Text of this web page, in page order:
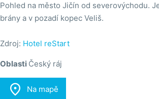
Pohled na město Jičín od severovýchodu.
brány a v pozadí kopec Veliš.
Zdroj: Hotel reStart
Oblasti Český ráj
 Na mapě